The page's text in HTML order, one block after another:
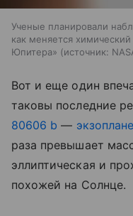
Ученые планировали
как меняется химический
Юпитера»
источник:
Вот и еще один
таковы последние
80606 b —
раза превышает
эллиптическая и
похожей на Солнце.